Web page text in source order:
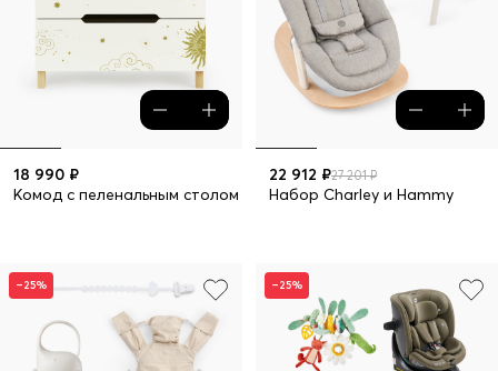
18 990 ₽
Комод с пеленальным столом FIOKI
22 912 ₽27 201 ₽
Набор Charley и Hammy
–25% –25%